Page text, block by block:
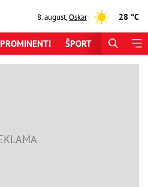
8. august,Oskar 28 °C
PROMINENTI ŠPORT